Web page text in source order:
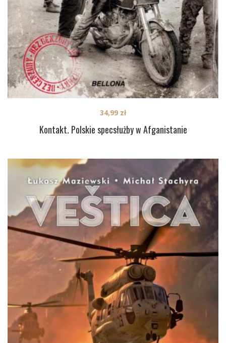
Kontakt. Polskie specsłużby w Afganistanie
34,99 zł